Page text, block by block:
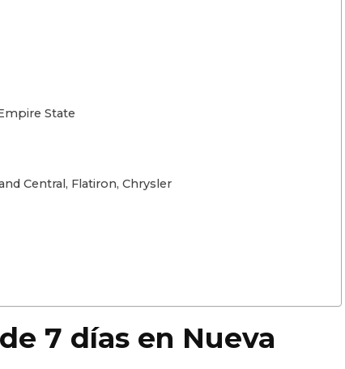
State
Central, Flatiron, Chrysler
7 días en Nueva